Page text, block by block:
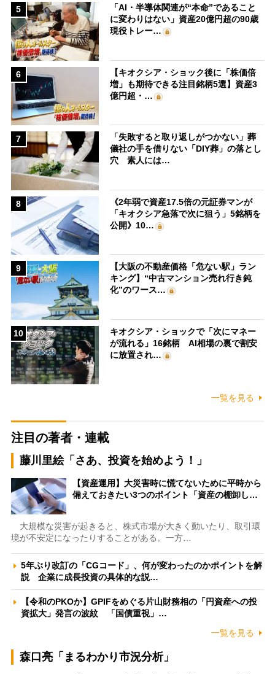
5
「AI・半導体関連が“本命”であること
に変わりはない」資産20億円超の90歳
現役トレー…
6
【キオクシア・ショック後に「株価倍
増」も期待できる注目銘柄5選】資産3
億円超・…
7
「失敗すると取り返しがつかない」葬
儀社の手を借りない「DIY葬」の落とし
穴 素人には…
8
《2年弱で資産17.5倍の元証券マンが
「キオクシア急落で次に狙う」5銘柄を
公開》10…
9
【大阪の不動産価格「危ない駅」ラン
キング】“中古マンション売れ行き鈍
化”のワース…
10
キオクシア・ショックで「次にマネー
が流れる」16銘柄 AI相場の裏で割安
に放置され…
一覧を見る
注目の著者・連載
藤川里絵「さあ、投資を始めよう！」
【資産運用】大災害時に慌てないために平時から
備えておきたい3つのポイント「資産の棚卸し…
大規模な災害が起きると、株式市場が大きく動いたり、取引環
境が不安定になったりすることがある。一方…
5年ぶり改訂の「CGコード」、何が変わったのかポイントを解
説 企業に成長投資の具体的な説…
【令和のPKOか】GPIFをめぐる片山財務相の「円資産への投
資拡大」発言の波紋 「国債重視」…
一覧を見る
森口亮「まるわかり市況分析」